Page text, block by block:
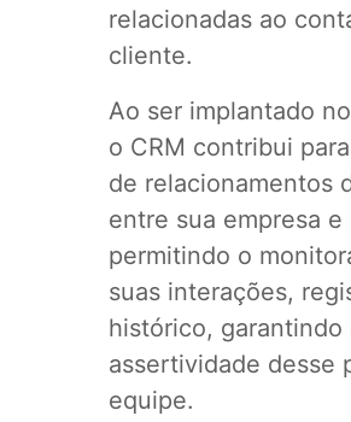
relacionadas ao
cliente.
Ao ser implantado
o CRM contribui
de relacionamentos
entre sua empresa
permitindo o
suas interações,
histórico, garantindo
assertividade desse
equipe.